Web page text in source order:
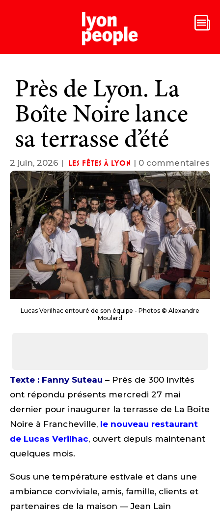
Près de Lyon. La
Boîte Noire lance
sa terrasse d’été
2 juin, 2026 | LES FÊTES À LYON | 0 commentaires
Lucas Verilhac entouré de son équipe - Photos © Alexandre
Moulard
Texte : Fanny Suteau – Près de 300 invités
ont répondu présents mercredi 27 mai
dernier pour inaugurer la terrasse de La Boîte
Noire à Francheville, le nouveau restaurant
de Lucas Verilhac, ouvert depuis maintenant
quelques mois.
Sous une température estivale et dans une
ambiance conviviale, amis, famille, clients et
partenaires de la maison — Jean Lain